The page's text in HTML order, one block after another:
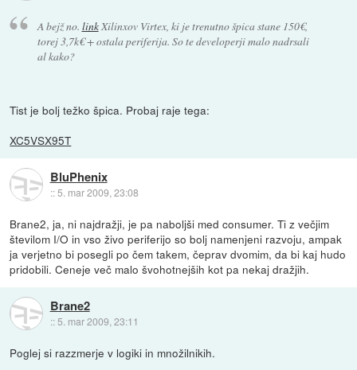
A bejž no. linkXilinxov Virtex, ki je trenutno špica stane 150€,
torej 3,7k€ + ostala periferija. So te developerji malo nadrsali
al kako?
Tist je bolj težko špica. Probaj raje tega:
XC5VSX95T
BluPhenix
::5. mar 2009, 23:08
Brane2, ja, ni najdražji, je pa naboljši med consumer. Ti z večjim
številom I/O in vso živo periferijo so bolj namenjeni razvoju, ampak
ja verjetno bi posegli po čem takem, čeprav dvomim, da bi kaj hudo
pridobili. Ceneje več malo švohotnejših kot pa nekaj dražjih.
Brane2
:: 5. mar 2009, 23:11
Poglej si razzmerje v logiki in množilnikih.